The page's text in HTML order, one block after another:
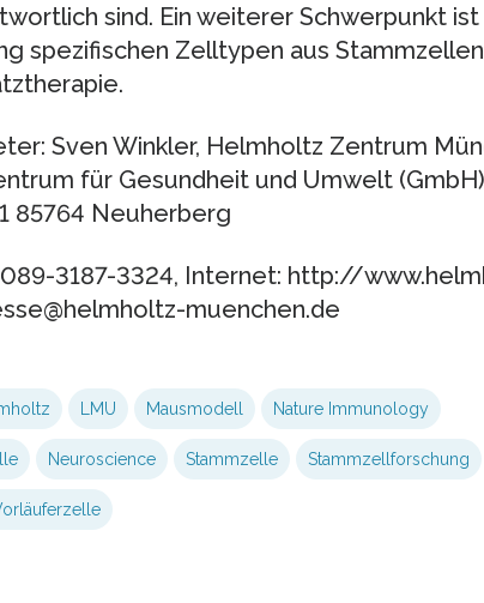
sind. Ein weiterer Schwerpunkt ist
spezifischen Zelltypen aus
Sven Winkler, Helmholtz Zentrum
für Gesundheit und Umwelt
85764 Neuherberg
089-3187-3324, Internet: http://
muenchen.de
LMU Mausmodell Nature Immunology
Neuroscience Stammzelle Stammzellforschung